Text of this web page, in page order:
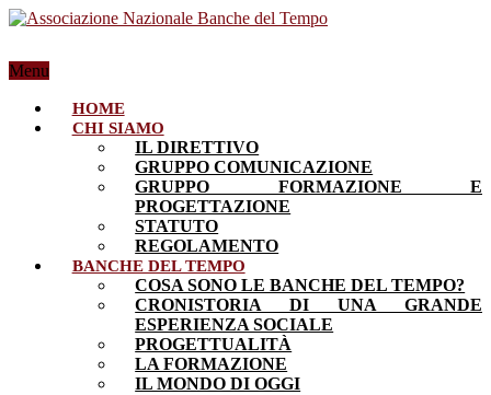
Menu
HOME
CHI SIAMO
IL DIRETTIVO
GRUPPO COMUNICAZIONE
GRUPPO FORMAZIONE E
PROGETTAZIONE
STATUTO
REGOLAMENTO
BANCHE DEL TEMPO
COSA SONO LE BANCHE DEL TEMPO?
CRONISTORIA DI UNA GRANDE
ESPERIENZA SOCIALE
PROGETTUALITÀ
LA FORMAZIONE
IL MONDO DI OGGI